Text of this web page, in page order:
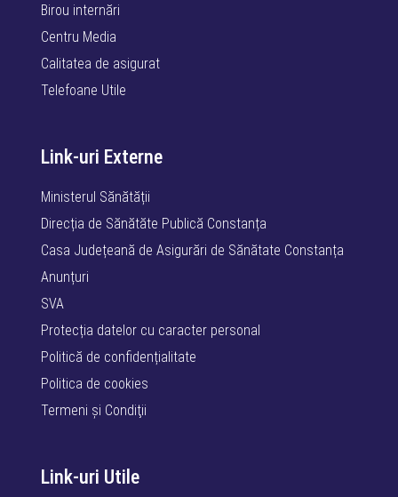
Birou internări
Centru Media
Calitatea de asigurat
Telefoane Utile
Link-uri Externe
Ministerul Sănătății
Direcția de Sănătăte Publică Constanța
Casa Județeană de Asigurări de Sănătate Constanța
Anunțuri
SVA
Protecția datelor cu caracter personal
Politică de confidențialitate
Politica de cookies
Termeni şi Condiţii
Link-uri Utile